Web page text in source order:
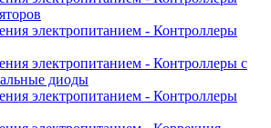
электропитанием - Контроллеры
электропитанием - Контроллеры с
диоды
электропитанием - Контроллеры